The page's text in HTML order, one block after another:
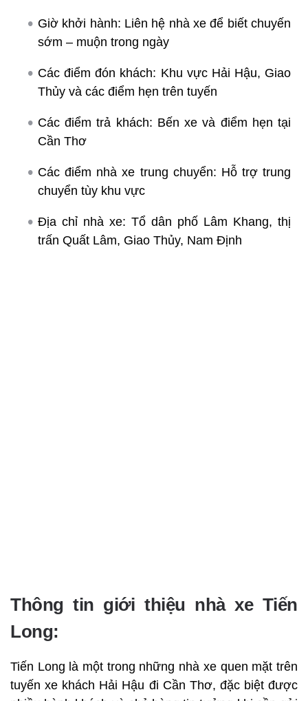
Giờ khởi hành: Liên hệ nhà xe để biết chuyến
sớm – muộn trong ngày
Các điểm đón khách: Khu vực Hải Hậu, Giao
Thủy và các điểm hẹn trên tuyến
Các điểm trả khách: Bến xe và điểm hẹn tại
Cần Thơ
Các điểm nhà xe trung chuyển: Hỗ trợ trung
chuyển tùy khu vực
Địa chỉ nhà xe: Tổ dân phố Lâm Khang, thị
trấn Quất Lâm, Giao Thủy, Nam Định
Thông tin giới thiệu nhà xe Tiến
Long:
Tiến Long là một trong những nhà xe quen mặt trên
tuyến xe khách Hải Hậu đi Cần Thơ, đặc biệt được